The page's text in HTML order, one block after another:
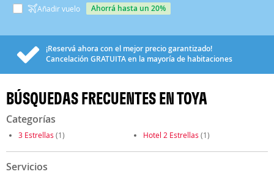
Añadir vuelo ahorrá hasta un 20%
¡Reservá ahora con el mejor precio garantizado!
Cancelación GRATUITAen la mayoría de habitaciones
BÚSQUEDAS FRECUENTES EN TOYA
Categorías
3 Estrellas (1) Hotel 2 Estrellas (1)
Servicios